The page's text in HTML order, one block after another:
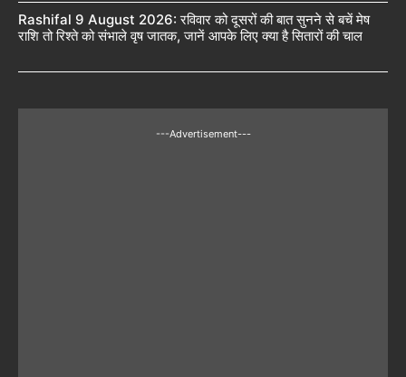
Rashifal 9 August 2026: रविवार को दूसरों की बात सुनने से बचें मेष
राशि तो रिश्ते को संभाले वृष जातक, जानें आपके लिए क्या है सितारों की चाल
---Advertisement---